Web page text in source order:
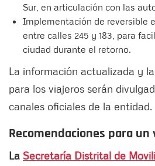
Sur, en articulación con las
Implementación de reversible
entre calles 245 y 183, para
ciudad durante el retorno.
La información actualizada y
para los viajeros serán
canales oficiales de la entidad.
Recomendaciones para un
La Secretaría Distrital de